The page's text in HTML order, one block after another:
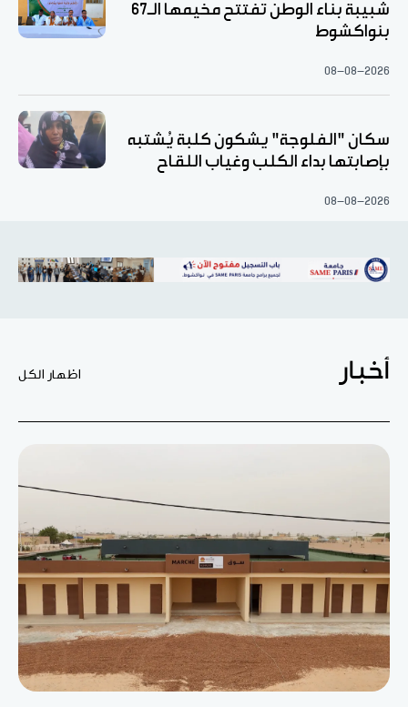
شبيبة بناء الوطن تفتتح مخيمها الـ67
بنواكشوط
08-08-2026
سكان "الفلوجة" يشكون كلبة يُشتبه
بإصابتها بداء الكلب وغياب اللقاح
08-08-2026
أخبار اظهار الكل